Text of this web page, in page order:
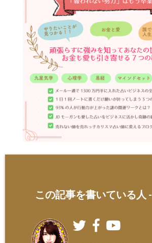
この記事を書いている人 -